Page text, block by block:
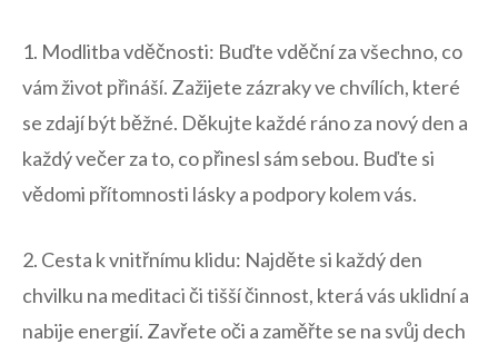
1. ⁤Modlitba vděčnosti: Buďte‌ vděční za všechno, co
vám ⁣život přináší. Zažijete zázraky‌ ve chvílích, které
se ‌zdají být běžné. Děkujte každé ráno za nový den a
‌každý večer⁣ za‍ to, co přinesl sám⁢ sebou. Buďte si
vědomi přítomnosti lásky a podpory kolem vás.
2. Cesta k vnitřnímu klidu:‌ Najděte si⁣ každý den
⁤chvilku na meditaci či tišší ⁤činnost, která vás uklidní⁣ a⁤
nabije energií. Zavřete oči a zaměřte se na svůj dech